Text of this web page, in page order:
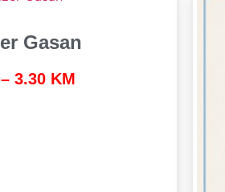
Gasan
– 3.30 KM